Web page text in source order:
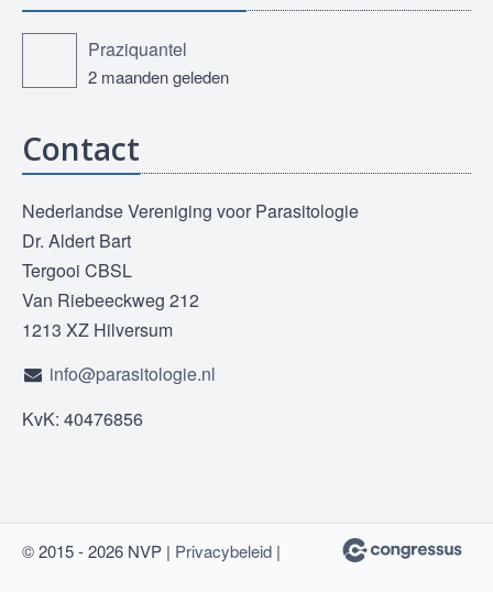
Praziquantel
2 maanden geleden
Contact
Nederlandse Vereniging voor Parasitologie
Dr. Aldert Bart
Tergooi CBSL
Van Riebeeckweg 212
1213 XZ Hilversum
info@parasitologie.nl
KvK: 40476856
© 2015 - 2026 NVP | Privacybeleid |